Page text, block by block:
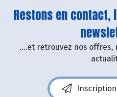
Restons en
....et retrouvez nos offres,